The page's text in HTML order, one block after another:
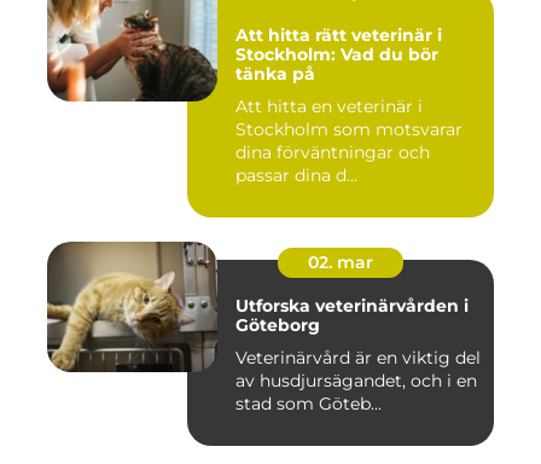
Att hitta rätt veterinär i
Stockholm: Vad du bör
tänka på
Att hitta en veterinär i
Stockholm som motsvarar
dina förväntningar och
passar dina d...
02. mar
Utforska veterinärvården i
Göteborg
Veterinärvård är en viktig del
av husdjursägandet, och i en
stad som Göteb...